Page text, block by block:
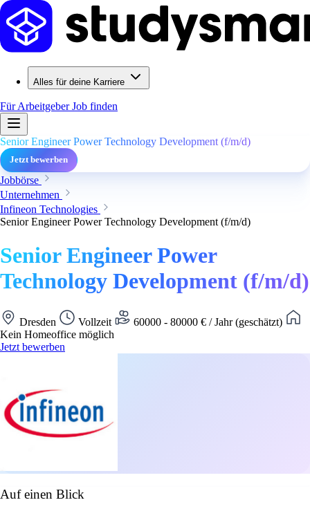
Alles für deine Karriere
Für ArbeitgeberJob finden
Senior Engineer Power Technology Development (f/m/d)
Jetzt bewerben
Jobbörse
Unternehmen
Infineon Technologies
Senior Engineer Power Technology Development (f/m/d)
Senior Engineer Power
Technology Development (f/m/d)
Dresden Vollzeit
60000 - 80000 € / Jahr (geschätzt)
Kein Homeoffice möglich
Jetzt bewerben
Auf einen Blick